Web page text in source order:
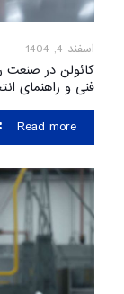
اسفند 4, 1404
کائولن در
فنی و راهنمای
Read more